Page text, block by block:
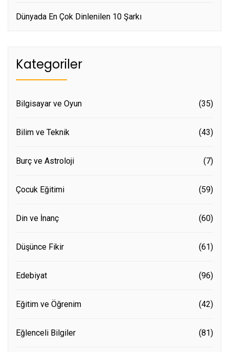
Dünyada En Çok Dinlenilen 10 Şarkı
Kategoriler
Bilgisayar ve Oyun (35)
Bilim ve Teknik (43)
Burç ve Astroloji (7)
Çocuk Eğitimi (59)
Din ve İnanç (60)
Düşünce Fikir (61)
Edebiyat (96)
Eğitim ve Öğrenim (42)
Eğlenceli Bilgiler (81)